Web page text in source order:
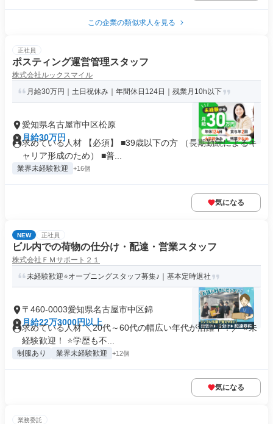
この企業の類似求人を見る
正社員
ポスティング運営管理スタッフ
株式会社ルックスマイル
月給30万円｜土日祝休み｜年間休日124日｜残業月10h以下
愛知県名古屋市中区松原
月給30万円
求めている人材 【必須】 ■39歳以下の方 （長期勤続によるキ
ャリア形成のため） ■普...
業界未経験歓迎 +16個
気になる
NEW 正社員
ビル内での荷物の仕分け・配達・営業スタッフ
株式会社ＦＭサポート２１
未経験歓迎⭐オープニングスタッフ募集♪｜基本定時退社
〒460-0003愛知県名古屋市中区錦
月給22万3000円以上
求めている人材 ＼20代～60代の幅広い年代が活躍中！／ ⭐未
経験歓迎！ ⭐学歴も不...
制服あり 業界未経験歓迎 +12個
気になる
業務委託